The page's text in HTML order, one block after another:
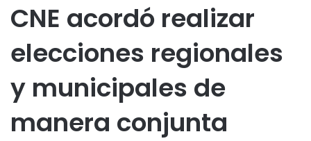
CNE acordó realizar
elecciones regionales
y municipales de
manera conjunta